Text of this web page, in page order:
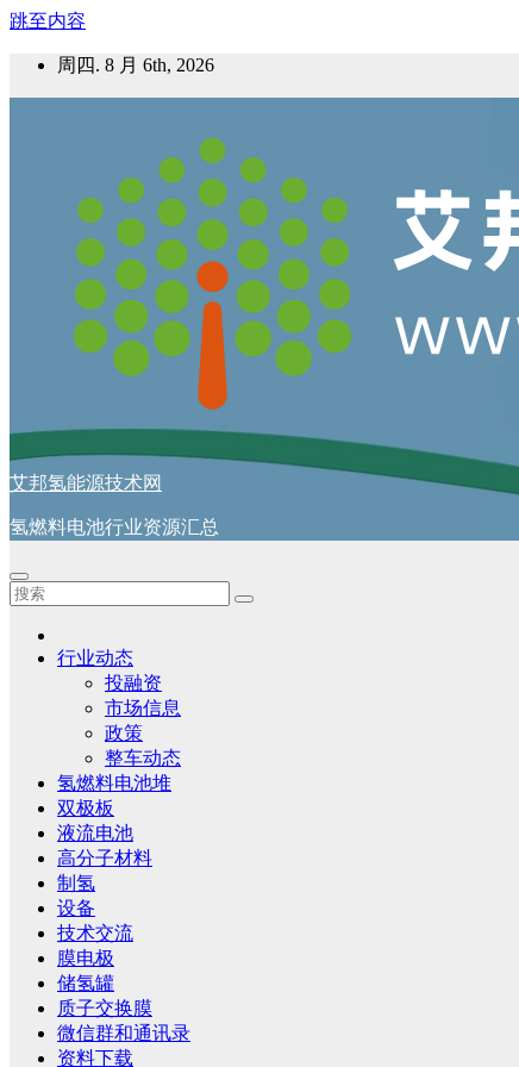
跳至内容
周四. 8 月 6th, 2026
艾邦氢能源技术网
氢燃料电池行业资源汇总
行业动态
投融资
市场信息
政策
整车动态
氢燃料电池堆
双极板
液流电池
高分子材料
制氢
设备
技术交流
膜电极
储氢罐
质子交换膜
微信群和通讯录
资料下载